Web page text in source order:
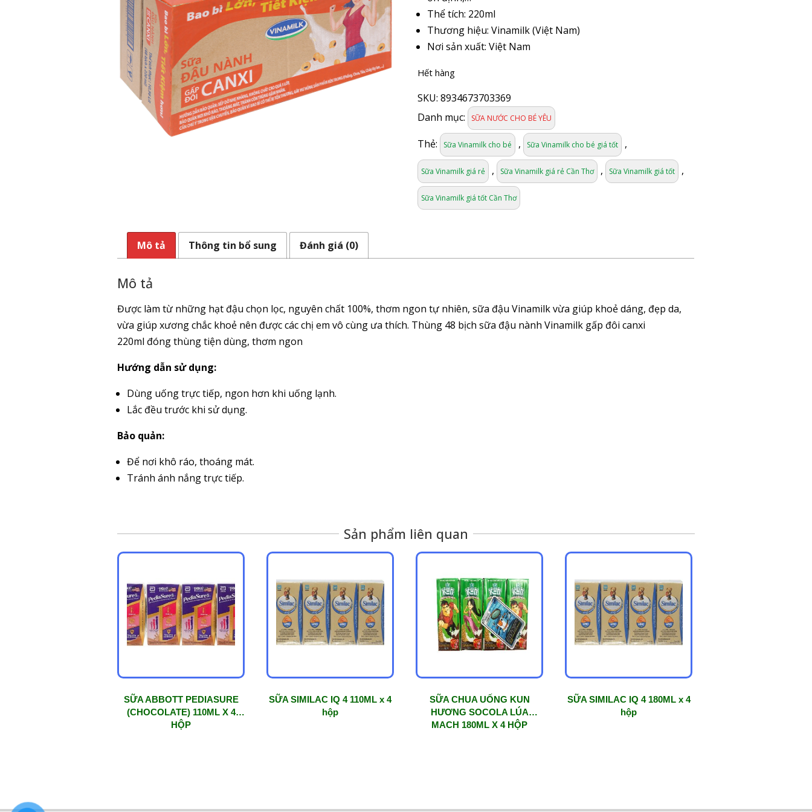
Thể tích: 220ml
Thương hiệu: Vinamilk (Việt Nam)
Nơi sản xuất: Việt Nam
Hết hàng
SKU:8934673703369
Danh mục:
SỮA NƯỚC CHO BÉ YÊU
Thẻ: Sữa Vinamilk cho bé , Sữa Vinamilk cho bé giá tốt ,
Sữa Vinamilk giá rẻ , Sữa Vinamilk giá rẻ Cần Thơ , Sữa Vinamilk giá tốt ,
Sữa Vinamilk giá tốt Cần Thơ
Mô tả Thông tin bổ sung Đánh giá (0)
Mô tả
Được làm từ những hạt đậu chọn lọc, nguyên chất 100%, thơm ngon tự nhiên, sữa đậu Vinamilk vừa giúp khoẻ dáng, đẹp da,
vừa giúp xương chắc khoẻ nên được các chị em vô cùng ưa thích. Thùng 48 bịch sữa đậu nành Vinamilk gấp đôi canxi
220ml đóng thùng tiện dùng, thơm ngon
Hướng dẫn sử dụng:
Dùng uống trực tiếp, ngon hơn khi uống lạnh.
Lắc đều trước khi sử dụng.
Bảo quản:
Để nơi khô ráo, thoáng mát.
Tránh ánh nắng trực tiếp.
Sản phẩm liên quan
SỮA ABBOTT PEDIASURE
(CHOCOLATE) 110ML X 4
HỘP
SỮA SIMILAC IQ 4 110ML x 4
hộp
SỮA CHUA UỐNG KUN
HƯƠNG SOCOLA LÚA
MACH 180ML X 4 HỘP
SỮA SIMILAC IQ 4 180ML x 4
hộp